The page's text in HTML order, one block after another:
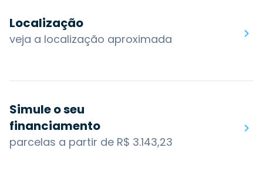
Localização
veja a localização aproximada
Simule o seu
financiamento
parcelas a partir de R$ 3.143,23